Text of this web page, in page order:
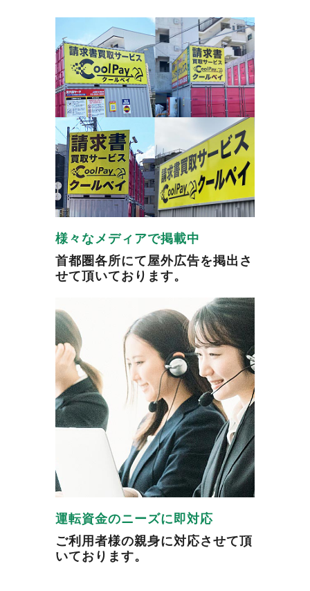
様々なメディアで掲載中
首都圏各所にて屋外広告を掲出さ
せて頂いております。
運転資金のニーズに即対応
ご利用者様の親身に対応させて頂
いております。